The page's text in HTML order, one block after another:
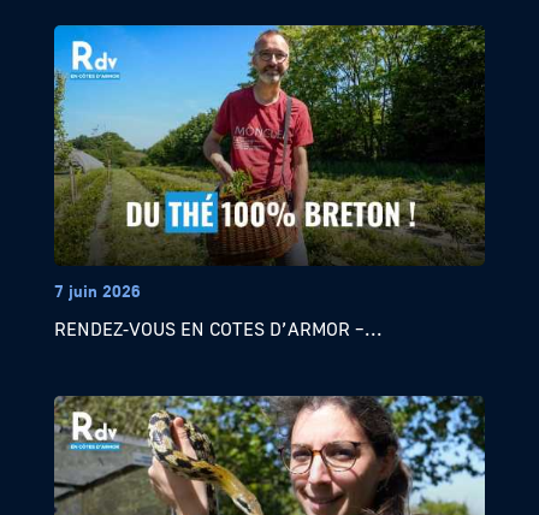
7 juin 2026
RENDEZ-VOUS EN COTES D’ARMOR –...